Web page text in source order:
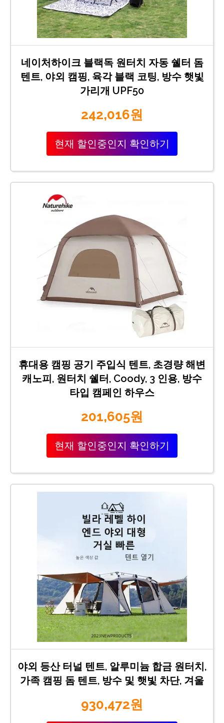
네이처하이크 블랙독 원터치 자동 쉘터 돔
텐트, 야외 캠핑, 육각 블랙 코팅, 방수 햇빛
가리개 UPF50
242,016원
현재 할인중인지 확인하기
휴대용 캠핑 공기 주입식 텐트, 초경량 해변
캐노피, 원터치 쉘터, Coody, 3 인용, 방수
타입 캠페인 하우스
201,605원
현재 할인중인지 확인하기
야외 등산 터널 텐트, 알루미늄 합금 원터치,
가족 캠핑 돔 텐트, 방수 및 햇빛 차단, 겨울
930,472원